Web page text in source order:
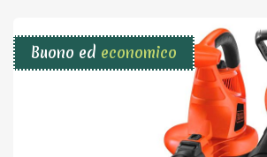
Buono ed economico